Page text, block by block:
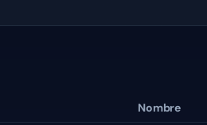
Nombre